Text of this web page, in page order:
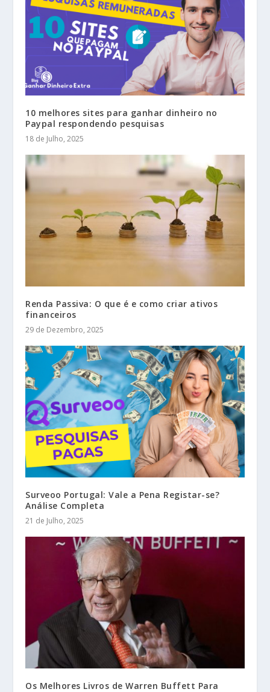
10 melhores sites para ganhar dinheiro no
Paypal respondendo pesquisas
18 de Julho, 2025
Renda Passiva: O que é e como criar ativos
financeiros
29 de Dezembro, 2025
Surveoo Portugal: Vale a Pena Registar-se?
Análise Completa
21 de Julho, 2025
Os Melhores Livros de Warren Buffett Para